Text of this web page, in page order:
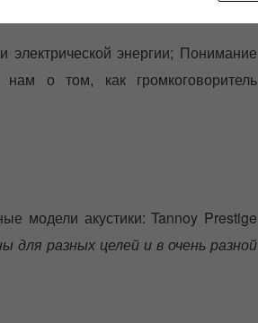
электрической энергии; Понимание
о том, как громкоговоритель
модели акустики: Tannoy Prestige
для разных целей и в очень разной